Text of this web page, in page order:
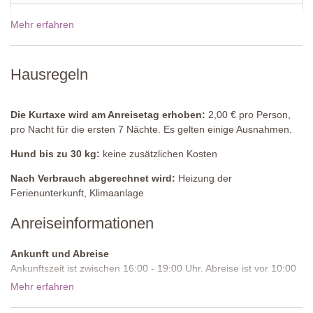
Doppelbett (welches nicht in zwei Einzelbetten umgestellt werden
kann), Nachttischchen, Tisch, Stuhl, Kleiderschrank, Klimaanlage.
Angrenzendes Badezimmer
Schlafzimmer 3
Zwei Einzelbetten (welche auf Anfrage bei der Buchung in ein
Doppelbett umgestellt werden können), Nachttischchen,
Angrenzendes Badezimmer
Privatpool
Zugang: Metalleiter
Geöffnet: Mai bis September
19 Dez - 02 Jan 2027
Preise für 2027
Mehr erfahren
Hausregeln
Die Kurtaxe wird am Anreisetag erhoben: 2,00 € pro Person,
pro Nacht für die ersten 7 Nächte. Es gelten einige Ausnahmen.
Hund bis zu 30 kg: keine zusätzlichen Kosten
Nach Verbrauch abgerechnet wird: Heizung der
Ferienunterkunft, Klimaanlage
Anreiseinformationen
Ankunft und Abreise
Ankunftszeit ist zwischen 16:00 - 19:00 Uhr. Abreise ist vor 10:00
Uhr morgens.
Zufahrtsstraße:Gepflastert
Mehr erfahren